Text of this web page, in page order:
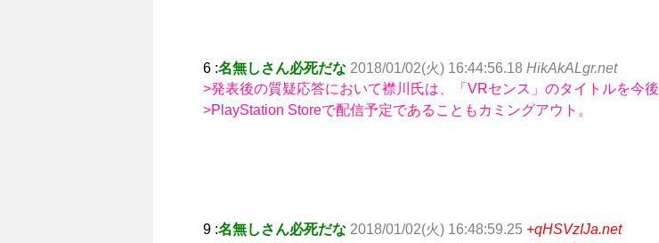
6 :名無しさん必死だな 2018/01/02(火) 16:44:56.18 HikAkALgr.net
>発表後の質疑応答において襟川氏は、「VRセンス」のタイトルを今後
>PlayStation Storeで配信予定であることもカミングアウト。
9 :名無しさん必死だな 2018/01/02(火) 16:48:59.25 +qHSVzIJa.net